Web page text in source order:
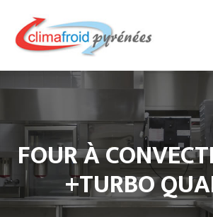
FOUR À
+TURBO